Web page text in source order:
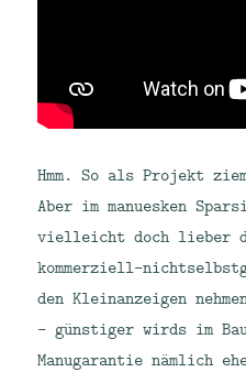
Hmm. So als Projekt
Aber im manuesken
vielleicht doch lieber
kommerziell-
den Kleinanzeigen
– günstiger wirds im
Manugarantie nämlich